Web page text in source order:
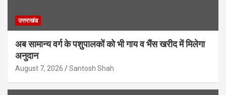
उत्तराखंड
अब सामान्य वर्ग के पशुपालकों को भी गाय व भैंस खरीद में मिलेगा
अनुदान
August 7, 2026 Santosh Shah